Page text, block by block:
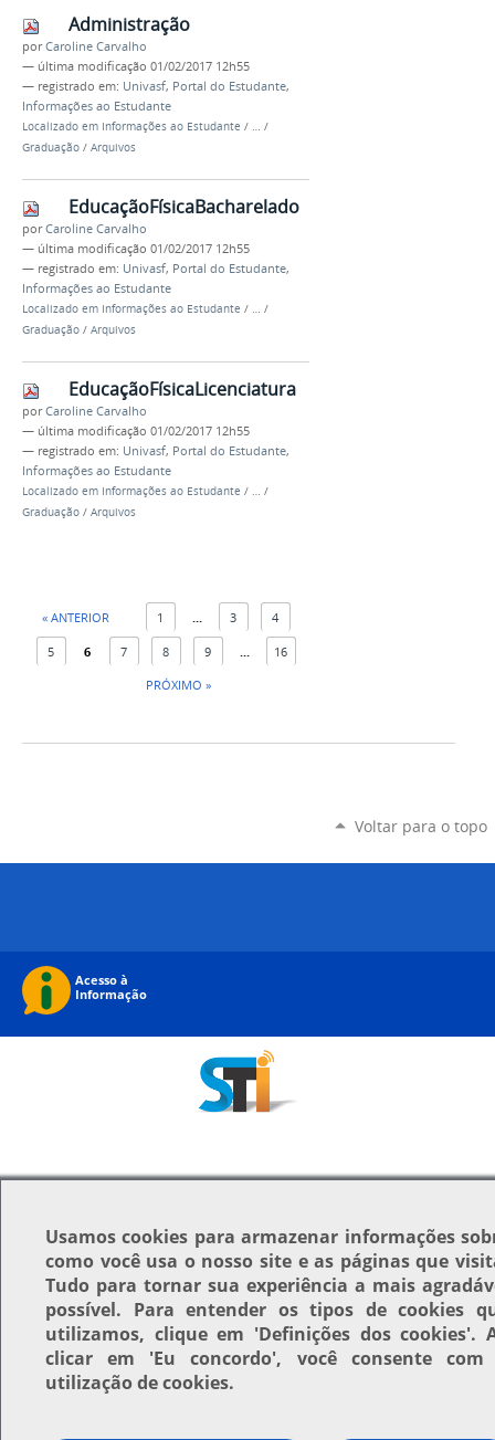
Administração
porCaroline Carvalho
— última modificação 01/02/2017 12h55
— registrado em: Univasf, Portal do Estudante,
Informações ao Estudante
Localizado em Informações ao Estudante / … /
Graduação / Arquivos
EducaçãoFísicaBacharelado
porCaroline Carvalho
— última modificação 01/02/2017 12h55
— registrado em: Univasf, Portal do Estudante,
Informações ao Estudante
Localizado em Informações ao Estudante / … /
Graduação / Arquivos
EducaçãoFísicaLicenciatura
porCaroline Carvalho
— última modificação 01/02/2017 12h55
— registrado em: Univasf, Portal do Estudante,
Informações ao Estudante
Localizado em Informações ao Estudante / … /
Graduação / Arquivos
« ANTERIOR 1 3 4
5 6 7 8 9
16
PRÓXIMO »
Voltar para o topo
Usamoscookies para armazenar informações
como você usa o nosso site e as páginas que
Tudo para tornar sua experiência a mais
possível. Para entender os tipos de cookies
utilizamos, clique em 'Definições dos cookies'.
clicar em 'Eu concordo', você consente com
utilização de cookies.